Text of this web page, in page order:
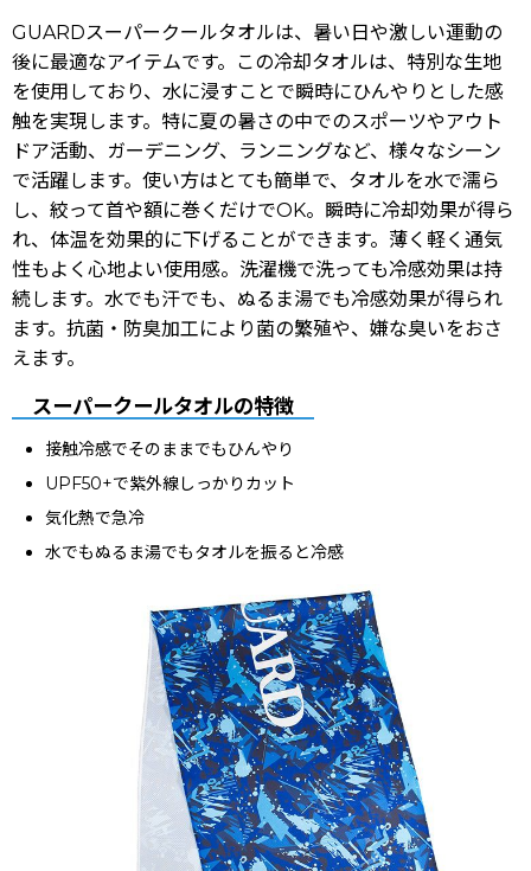
GUARDスーパークールタオルは、暑い日や激しい運動の
後に最適なアイテムです。この冷却タオルは、特別な生地
を使用しており、水に浸すことで瞬時にひんやりとした感
触を実現します。特に夏の暑さの中でのスポーツやアウト
ドア活動、ガーデニング、ランニングなど、様々なシーン
で活躍します。使い方はとても簡単で、タオルを水で濡ら
し、絞って首や額に巻くだけでOK。瞬時に冷却効果が得ら
れ、体温を効果的に下げることができます。薄く軽く通気
性もよく心地よい使用感。洗濯機で洗っても冷感効果は持
続します。水でも汗でも、ぬるま湯でも冷感効果が得られ
ます。抗菌・防臭加工により菌の繁殖や、嫌な臭いをおさ
えます。
スーパークールタオルの特徴
接触冷感でそのままでもひんやり
UPF50+で紫外線しっかりカット
気化熱で急冷
水でもぬるま湯でもタオルを振ると冷感